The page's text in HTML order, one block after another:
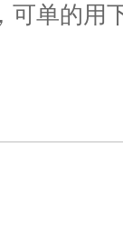
可单的用